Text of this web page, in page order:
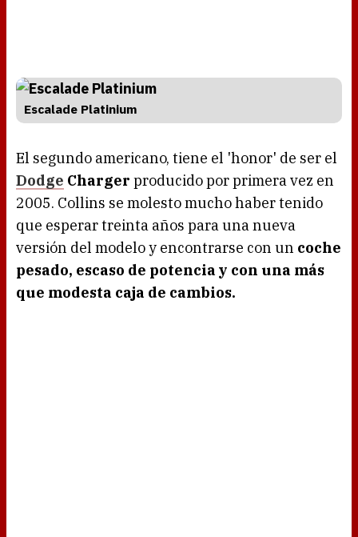
Escalade Platinium
El segundo americano, tiene el 'honor' de ser el
Dodge Charger producido por primera vez en
2005. Collins se molesto mucho haber tenido
que esperar treinta años para una nueva
versión del modelo y encontrarse con un coche
pesado, escaso de potencia y con una más
que modesta caja de cambios.